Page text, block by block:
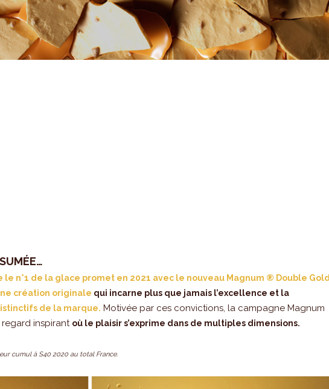
le n°1 de la glace promet en 2021 avec le nouveau Magnum ® Double Gold
création originale qui incarne plus que jamais l’excellence et la
de la marque. Motivée par ces convictions, la campagne Magnum
inspirant où le plaisir s’exprime dans de multiples dimensions.
cumul à S40 2020 au total France.